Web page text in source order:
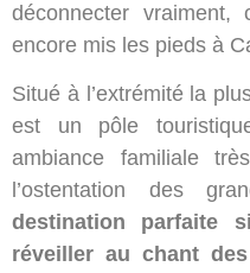
déconnecter vraiment,
encore mis les pieds à
Situé à l’extrémité la
est un pôle
ambiance familiale
l’ostentation des
destination parfaite
réveiller au chant
Configurer Refuser